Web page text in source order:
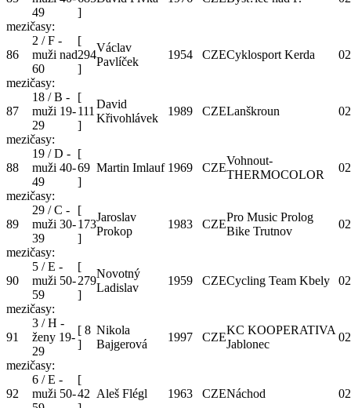
49
]
mezičasy:
86
2 / F -
muži nad
60
[
294
]
Václav
Pavlíček
1954 CZECyklosport Kerda
mezičasy:
87
18 / B -
muži 19-
29
[
111
]
David
Křivohlávek
1989 CZELanškroun
mezičasy:
88
19 / D -
muži 40-
49
[
69
]
Martin Imlauf 1969 CZE
Vohnout-
THERMOCOLOR
mezičasy:
89
29 / C -
muži 30-
39
[
173
]
Jaroslav
Prokop
1983 CZE
Pro Music Prolog
Bike Trutnov
mezičasy:
90
5 / E -
muži 50-
59
[
279
]
Novotný
Ladislav
1959 CZECycling Team Kbely
mezičasy:
91
3 / H -
ženy 19-
29
[ 8
]
Nikola
Bajgerová
1997 CZE
KC KOOPERATIVA
Jablonec
mezičasy:
92
6 / E -
muži 50-
[
42 Aleš Flégl 1963 CZENáchod